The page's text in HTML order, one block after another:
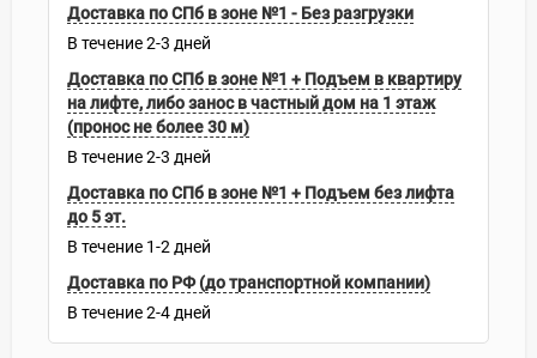
Доставка по СПб в зоне №1 - Без разгрузки
В течение2-3 дней
Доставка по СПб в зоне №1 + Подъем в квартиру
на лифте, либо занос в частный дом на 1 этаж
(пронос не более 30 м)
В течение2-3 дней
Доставка по СПб в зоне №1 + Подъем без лифта
до 5 эт.
В течение 1-2 дней
Доставка по РФ (до транспортной компании)
В течение2-4 дней